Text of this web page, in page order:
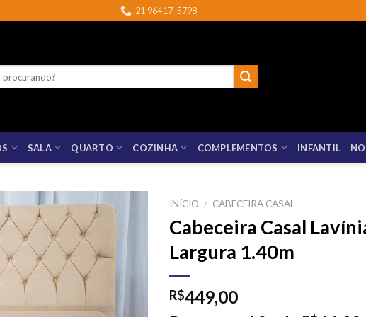
21 96417-5798
SALA QUARTO COZINHA COMPLEMENTOS INFANTIL
INÍCIO / CABECEIRA CASAL
Cabeceira Casal
Largura 1.40m
R$449,00